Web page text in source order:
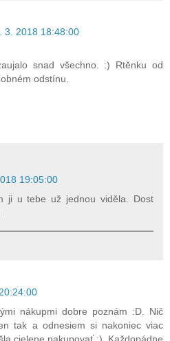
3. 2018 18:48:00
snad všechno. :) Rtěnku od
odstínu.
19:05:00
ji u tebe už jednou viděla. Dost
nákupmi dobre poznám :D. Nič
tak a odnesiem si nakoniec viac